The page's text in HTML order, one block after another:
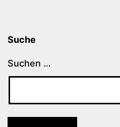
Suche
Suchen …